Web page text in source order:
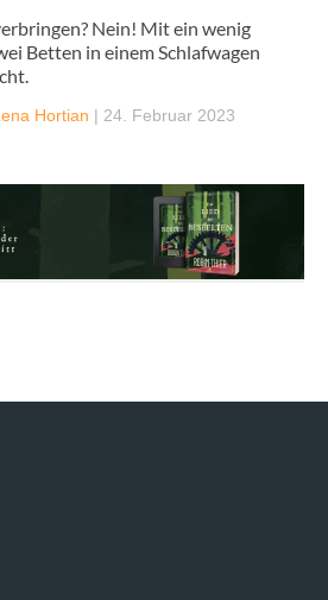
Nein! Mit ein wenig
Betten in einem Schlafwagen
Hortian | 24. Februar 2023